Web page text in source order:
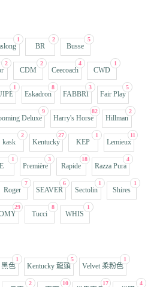
1 2
BR
5
Busse
2 2
CDM
4
Ceecoach
1
CWD
1 8
Eskadron
3
FABBRI
5
Fair Play
9
Deluxe
82
Harry's Horse
2
Hillman
2
kask
27
Kentucky
1
KEP
11
Lemieux
1 3
Première
18
Rapide
4
Razza Pura
7
Roger
6
SEAVER
1
Sectolin
1
Shires
29 8
Tucci
1
WHIS
1
黑色
5
Kentucky 龍頭
1
Velvet 柔粉色
2 10 17 4